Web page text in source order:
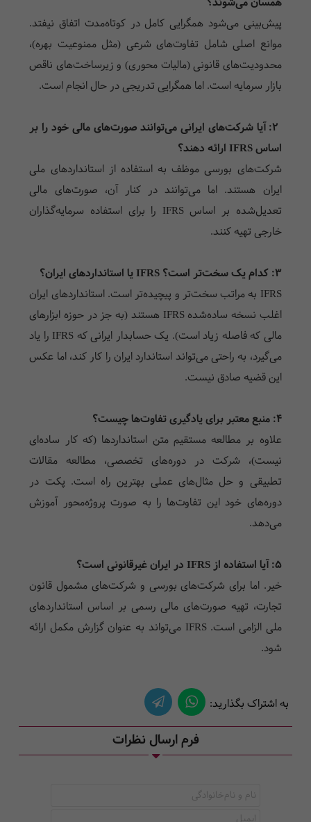
پیش‌بینی می‌شود همگرایی کامل در کوتاه‌مدت اتفاق نیفتد.
موانع اصلی شامل تفاوت‌های شرعی (مثل ممنوعیت بهره)،
محدودیت‌های قانونی (مالیات محوری) و زیرساخت‌های ناقص
بازار سرمایه است. اما همگرایی تدریجی در حال انجام است.
۲: آیا شرکت‌های ایرانی می‌توانند صورت‌های مالی خود را بر
اساس IFRS ارائه دهند؟
شرکت‌های بورسی موظف به استفاده از استانداردهای ملی
ایران هستند. اما می‌توانند در کنار آن، صورت‌های مالی
تعدیل‌شده بر اساس IFRS را برای استفاده سرمایه‌گذاران
خارجی تهیه کنند.
۳: کدام یک سخت‌تر است؟ IFRS یا استانداردهای ایران؟
IFRS به مراتب سخت‌تر و پیچیده‌تر است. استانداردهای ایران
اغلب نسخه ساده‌شده IFRS هستند (به جز در حوزه ابزارهای
مالی که فاصله زیاد است). یک حسابدار ایرانی که IFRS را یاد
می‌گیرد، به راحتی می‌تواند استاندارد ایران را کار کند، اما عکس
این قضیه صادق نیست.
۴: منبع معتبر برای یادگیری تفاوت‌ها چیست؟
علاوه بر مطالعه مستقیم متن استانداردها (که کار ساده‌ای
نیست)، شرکت در دوره‌های تخصصی، مطالعه مقالات
تطبیقی و حل مثال‌های عملی بهترین راه است. پکت در
دوره‌های خود این تفاوت‌ها را به صورت پروژه‌محور آموزش
می‌دهد.
۵: آیا استفاده از IFRS در ایران غیرقانونی است؟
خیر. اما برای شرکت‌های بورسی و شرکت‌های مشمول قانون
تجارت، تهیه صورت‌های مالی رسمی بر اساس استانداردهای
ملی الزامی است. IFRS می‌تواند به عنوان گزارش مکمل ارائه
شود.
به اشتراک بگذارید:
فرم ارسال نظرات